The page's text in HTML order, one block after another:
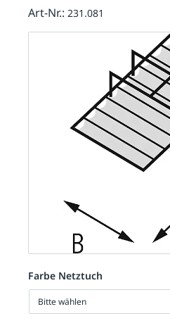
Farbe Netztuch
Bitte wählen
Art-Nr.: 231.081